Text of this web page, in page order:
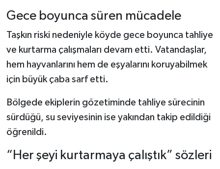
Gece boyunca süren mücadele
Taşkın riski nedeniyle köyde gece boyunca tahliye
ve kurtarma çalışmaları devam etti. Vatandaşlar,
hem hayvanlarını hem de eşyalarını koruyabilmek
için büyük çaba sarf etti.
Bölgede ekiplerin gözetiminde tahliye sürecinin
sürdüğü, su seviyesinin ise yakından takip edildiği
öğrenildi.
“Her şeyi kurtarmaya çalıştık” sözleri